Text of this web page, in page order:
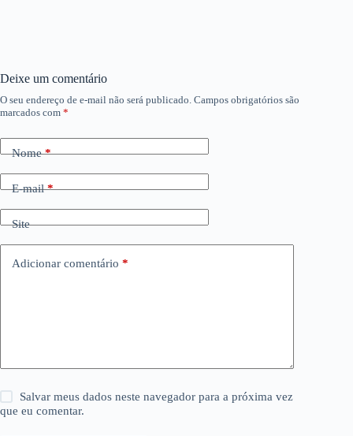
Deixe um comentário
O seu endereço de e-mail não será publicado. Campos obrigatórios são
marcados com *
Nome*
E-mail*
Site
Adicionar comentário *
Salvar meus dados neste navegador para a próxima vez
que eu comentar.